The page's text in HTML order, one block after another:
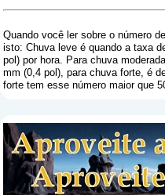
Quando você ler sobre o número
isto: Chuva leve é ​​quando a taxa
pol) por hora. Para chuva
mm (0,4 pol), para chuva forte, é
forte tem esse número maior que